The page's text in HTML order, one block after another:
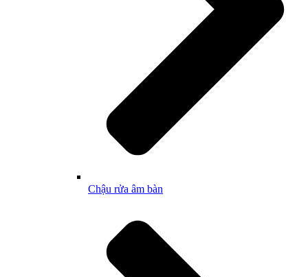
Chậu rửa âm bàn